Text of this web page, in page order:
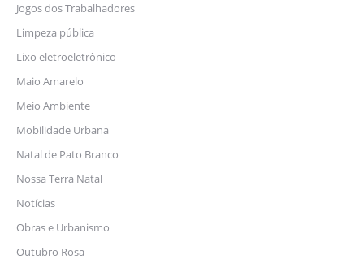
Jogos dos Trabalhadores
Limpeza pública
Lixo eletroeletrônico
Maio Amarelo
Meio Ambiente
Mobilidade Urbana
Natal de Pato Branco
Nossa Terra Natal
Notícias
Obras e Urbanismo
Outubro Rosa